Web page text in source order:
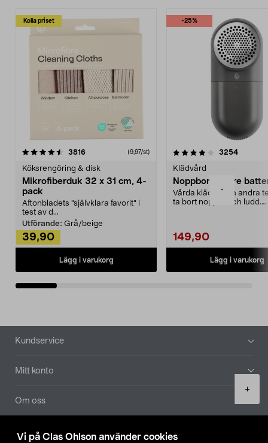
Vi på Clas Ohlson använder cookies
-
+
Kolla priset
3816recensioner (9,97/st)
Köksrengöring & disk
Mikrofiberduk 32 x 31 cm, 4-
pack
Aftonbladets "självklara favorit” i
test av d...
Utförande: Grå/beige
39,90
Lägg i varukorg
-25%
4.0av 5 stjärnor 3254
Klädvård
Noppborttagare
Vårda kläder och andra
ta bort noppor och ludd.
149,90
Lägg i varukorg
4.5av 5 stjärnor
Sidfot
Kundservice
Mitt konto
Om oss
Aktuellt